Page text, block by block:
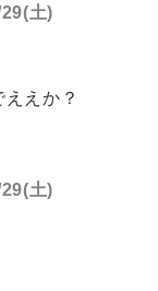
土)
えか？
土)